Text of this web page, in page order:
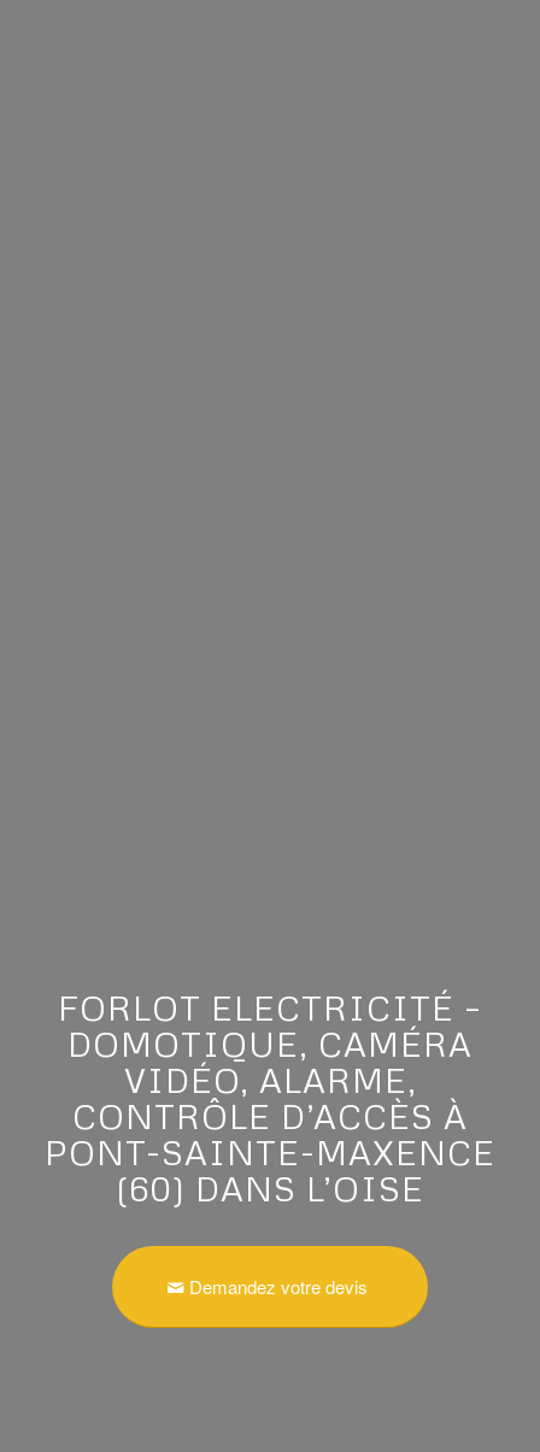
FORLOT ELECTRICITÉ –
DOMOTIQUE, CAMÉRA
VIDÉO, ALARME,
CONTRÔLE D’ACCÈS À
PONT-SAINTE-MAXENCE
(60) DANS L’OISE
Demandez votre devis